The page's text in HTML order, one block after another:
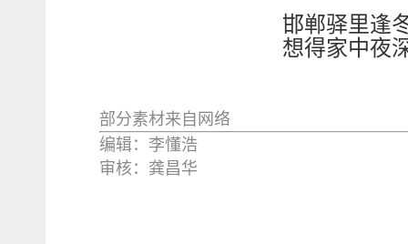
邯郸驿里逢
想得家中夜
部分素材来自网络
编辑：李懂浩
审核：龚昌华